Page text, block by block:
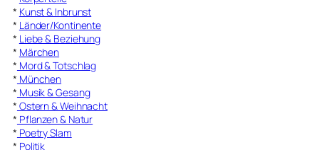
* Kunst & Inbrunst
* Länder/Kontinente
* Liebe & Beziehung
* Märchen
* Mord & Totschlag
* München
* Musik & Gesang
* Ostern & Weihnacht
* Pflanzen & Natur
* Poetry Slam
* Politik